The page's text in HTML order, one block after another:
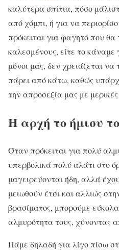
καλύτερα σπίτια, πόσο
από χόμπι, ή για να
πρόκειται για φαγητό που θα
καλεσμένους, είτε το
μόνοι μας, δεν χρειάζεται
πάρει από κάτω, καθώς
την απροσεξία μας με
Η αρχή το ήμισυ
Όταν πρόκειται για πολύ
υπερβολικά πολύ αλάτι στο
μαγειρεύονται ήδη, αλλά
μειωθούν έτσι και αλλιώς
βρασίματος, μπορούμε
αλμυρότητα τους, χύνοντας
Πάμε δηλαδή για λίγο πίσω